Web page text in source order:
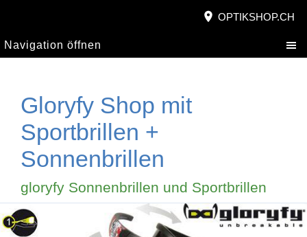
OPTIKSHOP.CH
Navigation öffnen
Gloryfy Shop mit
Sportbrillen +
Sonnenbrillen
gloryfy Sonnenbrillen und Sportbrillen